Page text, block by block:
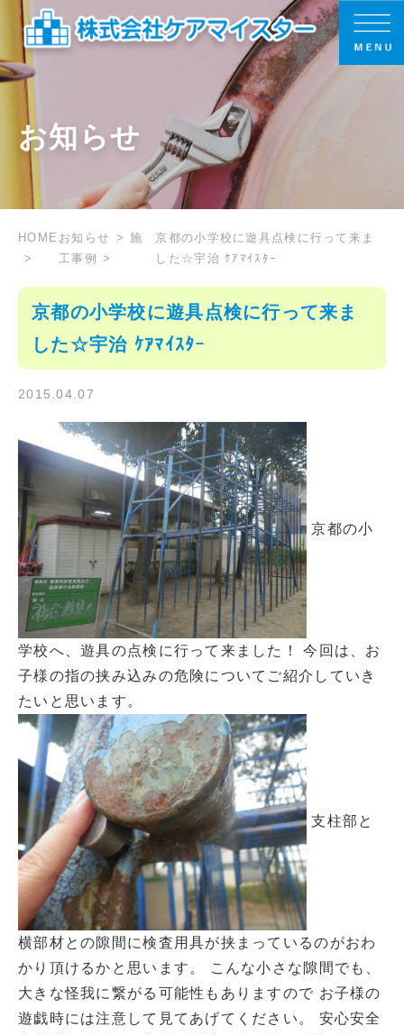
お知らせ
HOME お知らせ
施
工事例
京都の小学校に遊具点検に行って来ま
した☆宇治 ｹｱﾏｲｽﾀｰ
京都の小学校に遊具点検に行って来ま
した☆宇治 ｹｱﾏｲｽﾀｰ
2015.04.07
京都の小
学校へ、遊具の点検に行って来ました！ 今回は、お
子様の指の挟み込みの危険についてご紹介していき
たいと思います。
支柱部と
横部材との隙間に検査用具が挟まっているのがおわ
かり頂けるかと思います。 こんな小さな隙間でも、
大きな怪我に繋がる可能性もありますので お子様の
遊戯時には注意して見てあげてください。 安心安全